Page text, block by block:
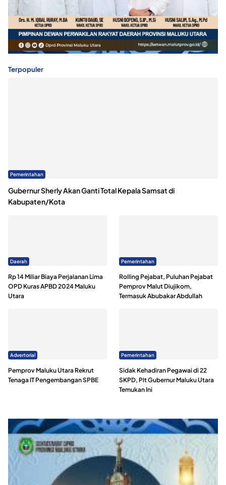
Terpopuler
Pemerintahan
Gubernur Sherly Akan Ganti Total Kepala Samsat di
Kabupaten/Kota
Daerah
Rp 14 Miliar Biaya Perjalanan Lima
OPD Kuras APBD 2024 Maluku
Utara
Pemerintahan
Rolling Pejabat, Puluhan Pejabat
Pemprov Malut Diujikom,
Termasuk Abubakar Abdullah
Advertorial
Pemprov Maluku Utara Rekrut
Tenaga IT Pengembangan SPBE
Pemerintahan
Sidak Kehadiran Pegawai di 22
SKPD, Plt Gubernur Maluku Utara
Temukan Ini